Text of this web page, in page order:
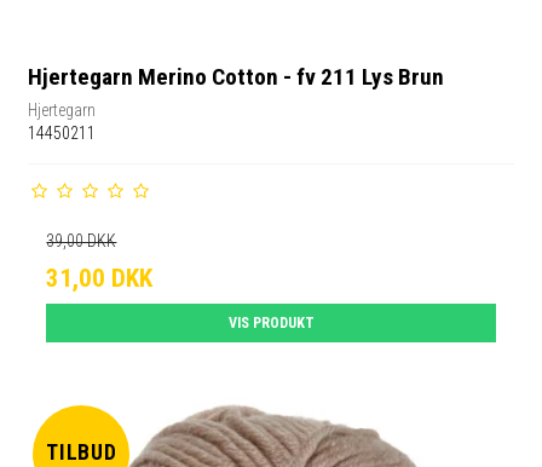
Hjertegarn Merino Cotton - fv 211 Lys Brun
Hjertegarn
14450211
39,00 DKK
31,00 DKK
VIS PRODUKT
TILBUD